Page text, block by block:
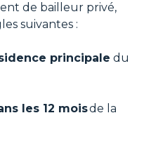
de bailleur privé,
suivantes :
principale du
les 12 moisde la